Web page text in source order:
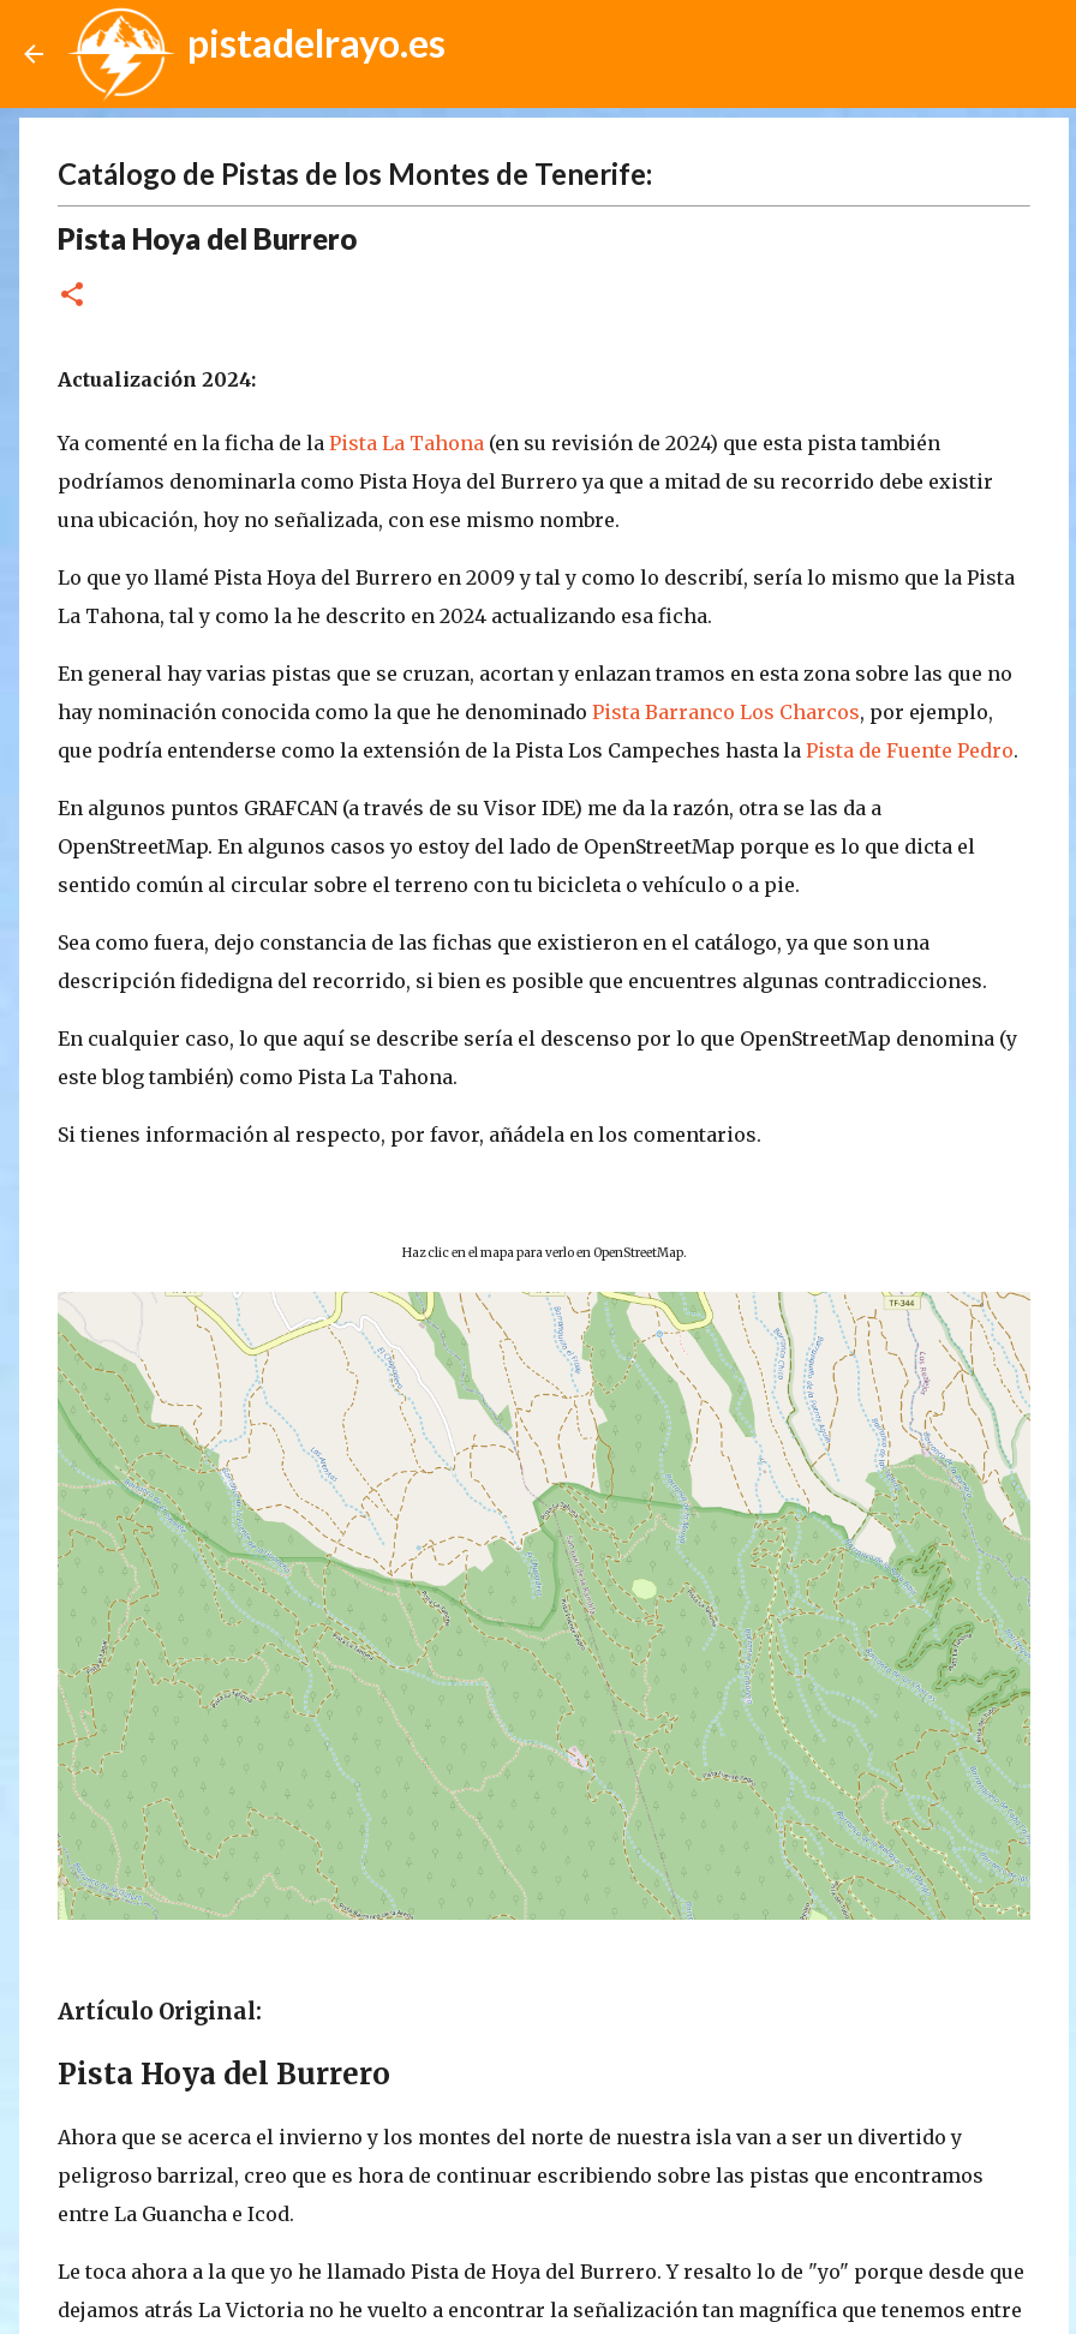
pistadelrayo.es
Catálogo de Pistas de los Montes de Tenerife:
Pista Hoya del Burrero
Actualización 2024:
Ya comenté en la ficha de la Pista La Tahona (en su revisión de 2024) que esta pista también
podríamos denominarla como Pista Hoya del Burrero ya que a mitad de su recorrido debe existir
una ubicación, hoy no señalizada, con ese mismo nombre.
Lo que yo llamé Pista Hoya del Burrero en 2009 y tal y como lo describí, sería lo mismo que la Pista
La Tahona, tal y como la he descrito en 2024 actualizando esa ficha.
En general hay varias pistas que se cruzan, acortan y enlazan tramos en esta zona sobre las que no
hay nominación conocida como la que he denominado Pista Barranco Los Charcos, por ejemplo,
que podría entenderse como la extensión de la Pista Los Campeches hasta la Pista de Fuente Pedro.
En algunos puntos GRAFCAN (a través de su Visor IDE) me da la razón, otra se las da a
OpenStreetMap. En algunos casos yo estoy del lado de OpenStreetMap porque es lo que dicta el
sentido común al circular sobre el terreno con tu bicicleta o vehículo o a pie.
Sea como fuera, dejo constancia de las fichas que existieron en el catálogo, ya que son una
descripción fidedigna del recorrido, si bien es posible que encuentres algunas contradicciones.
En cualquier caso, lo que aquí se describe sería el descenso por lo que OpenStreetMap denomina (y
este blog también) como Pista La Tahona.
Si tienes información al respecto, por favor, añádela en los comentarios.
Haz clic en el mapa para verlo en OpenStreetMap.
Artículo Original:
Pista Hoya del Burrero
Ahora que se acerca el invierno y los montes del norte de nuestra isla van a ser un divertido y
peligroso barrizal, creo que es hora de continuar escribiendo sobre las pistas que encontramos
entre La Guancha e Icod.
Le toca ahora a la que yo he llamado Pista de Hoya del Burrero. Y resalto lo de "yo" porque desde que
dejamos atrás La Victoria no he vuelto a encontrar la señalización tan magnífica que tenemos entre